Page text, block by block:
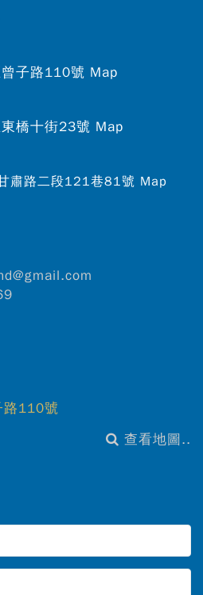
子路110號 Map
橋十街23號 Map
肅路二段121巷81號 Map
路110號
查看地圖..